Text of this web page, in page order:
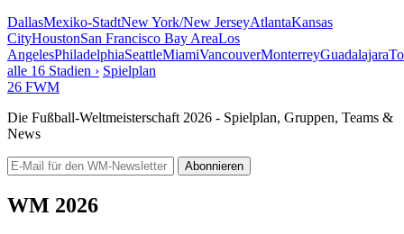
DallasMexiko-StadtNew York/New JerseyAtlantaKansas
CityHoustonSan Francisco Bay AreaLos
AngelesPhiladelphiaSeattleMiamiVancouverMonterreyGuadalajara
alle 16 Stadien › Spielplan
26 FWM
Die Fußball-Weltmeisterschaft 2026 - Spielplan, Gruppen, Teams &
News
Abonnieren
WM 2026